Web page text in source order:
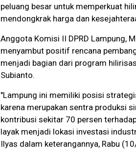
peluang besar untuk memperkuat
mendongkrak harga dan
Anggota Komisi II DPRD Lampung,
menyambut positif rencana
menjadi bagian dari program
Subianto.
"Lampung ini memiliki posisi
karena merupakan sentra produksi
kontribusi sekitar 70 persen
layak menjadi lokasi investasi
Ilyas dalam keterangannya, Rabu